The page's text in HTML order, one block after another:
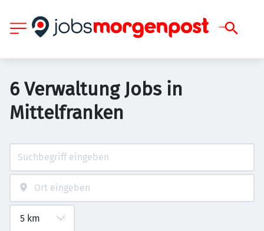
6 Verwaltung Jobs in
Mittelfranken